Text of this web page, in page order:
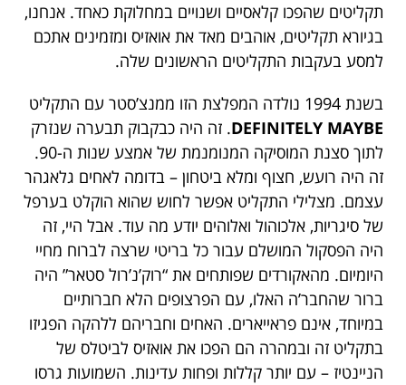
תקליטים שהפכו קלאסיים ושנויים במחלוקת כאחד. אנחנו,
בגיורא תקליטים, אוהבים מאד את אואזיס ומזמינים אתכם
למסע בעקבות התקליטים הראשונים שלה.
בשנת 1994 נולדה המפלצת הזו ממנצ’סטר עם התקליט
DEFINITELY MAYBE. זה היה כבקבוק תבערה שנזרק
לתוך סצנת המוסיקה המנומנמת של אמצע שנות ה-90.
זה היה רועש, חצוף ומלא ביטחון – בדומה לאחים גלאגהר
עצמם. מצלילי התקליט אפשר לחוש שהוא הוקלט בערפל
של סיגריות, אלכוהול ואלוהים יודע מה עוד. אבל היי, זה
היה הפסקול המושלם עבור כל בריטי שרצה לברוח מחיי
היומיום. מהאקורדים שפותחים את “רוק’נ’רול סטאר” היה
ברור שהחבר’ה האלו, עם הפרצופים הלא חברותיים
במיוחד, אינם פראייארים. האחים וחבריהם ללהקה הפגיזו
בתקליט זה ובמהרה הם הפכו את אואזיס לביטלס של
הניינטיז – עם יותר קללות ופחות עדינות. השמועות גרסו